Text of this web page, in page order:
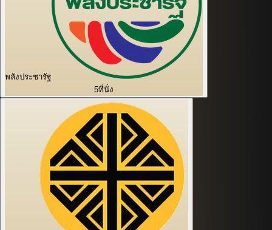
พลังประชารัฐ
5ที่นั่ง